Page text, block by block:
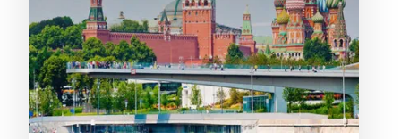
посвященную поэту;
Особняк Морозова
Впечатляющий пример
башенки, ажурные элементы и фантазийный стиль
Театр имени Вахтангова.Легендарный театр с
колоннами, хранит память о многих поколениях